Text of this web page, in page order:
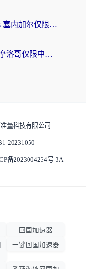
在海外看世界杯比利时 vs 塞内加尔仅限中国大陆？我找到了最流畅的中文解说之路
在国外看世界杯法国 VS 摩洛哥仅限中国大陆？海外党这样看中文解说赛事不卡顿
量科技有限公司
20231050
备2023004234号-3A
回国加速器
一键回国加速器